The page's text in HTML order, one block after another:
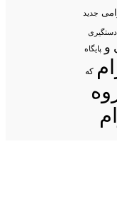
جدید
دستگیری
و پایگاه
که